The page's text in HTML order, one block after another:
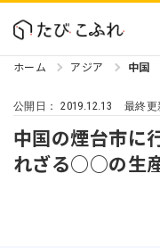
ホーム アジア 中国
公開日：2019.12.13 最終更
中国の煙台市に
れざる○○の生